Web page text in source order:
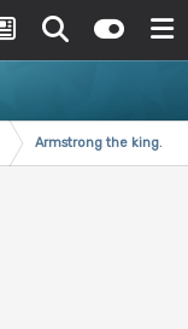
Armstrong the king.